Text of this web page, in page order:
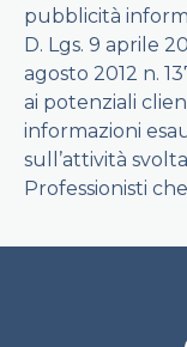
pubblicità
D. Lgs. 9 aprile
agosto 2012 n.
ai potenziali
informazioni
sull’attività
Professionisti